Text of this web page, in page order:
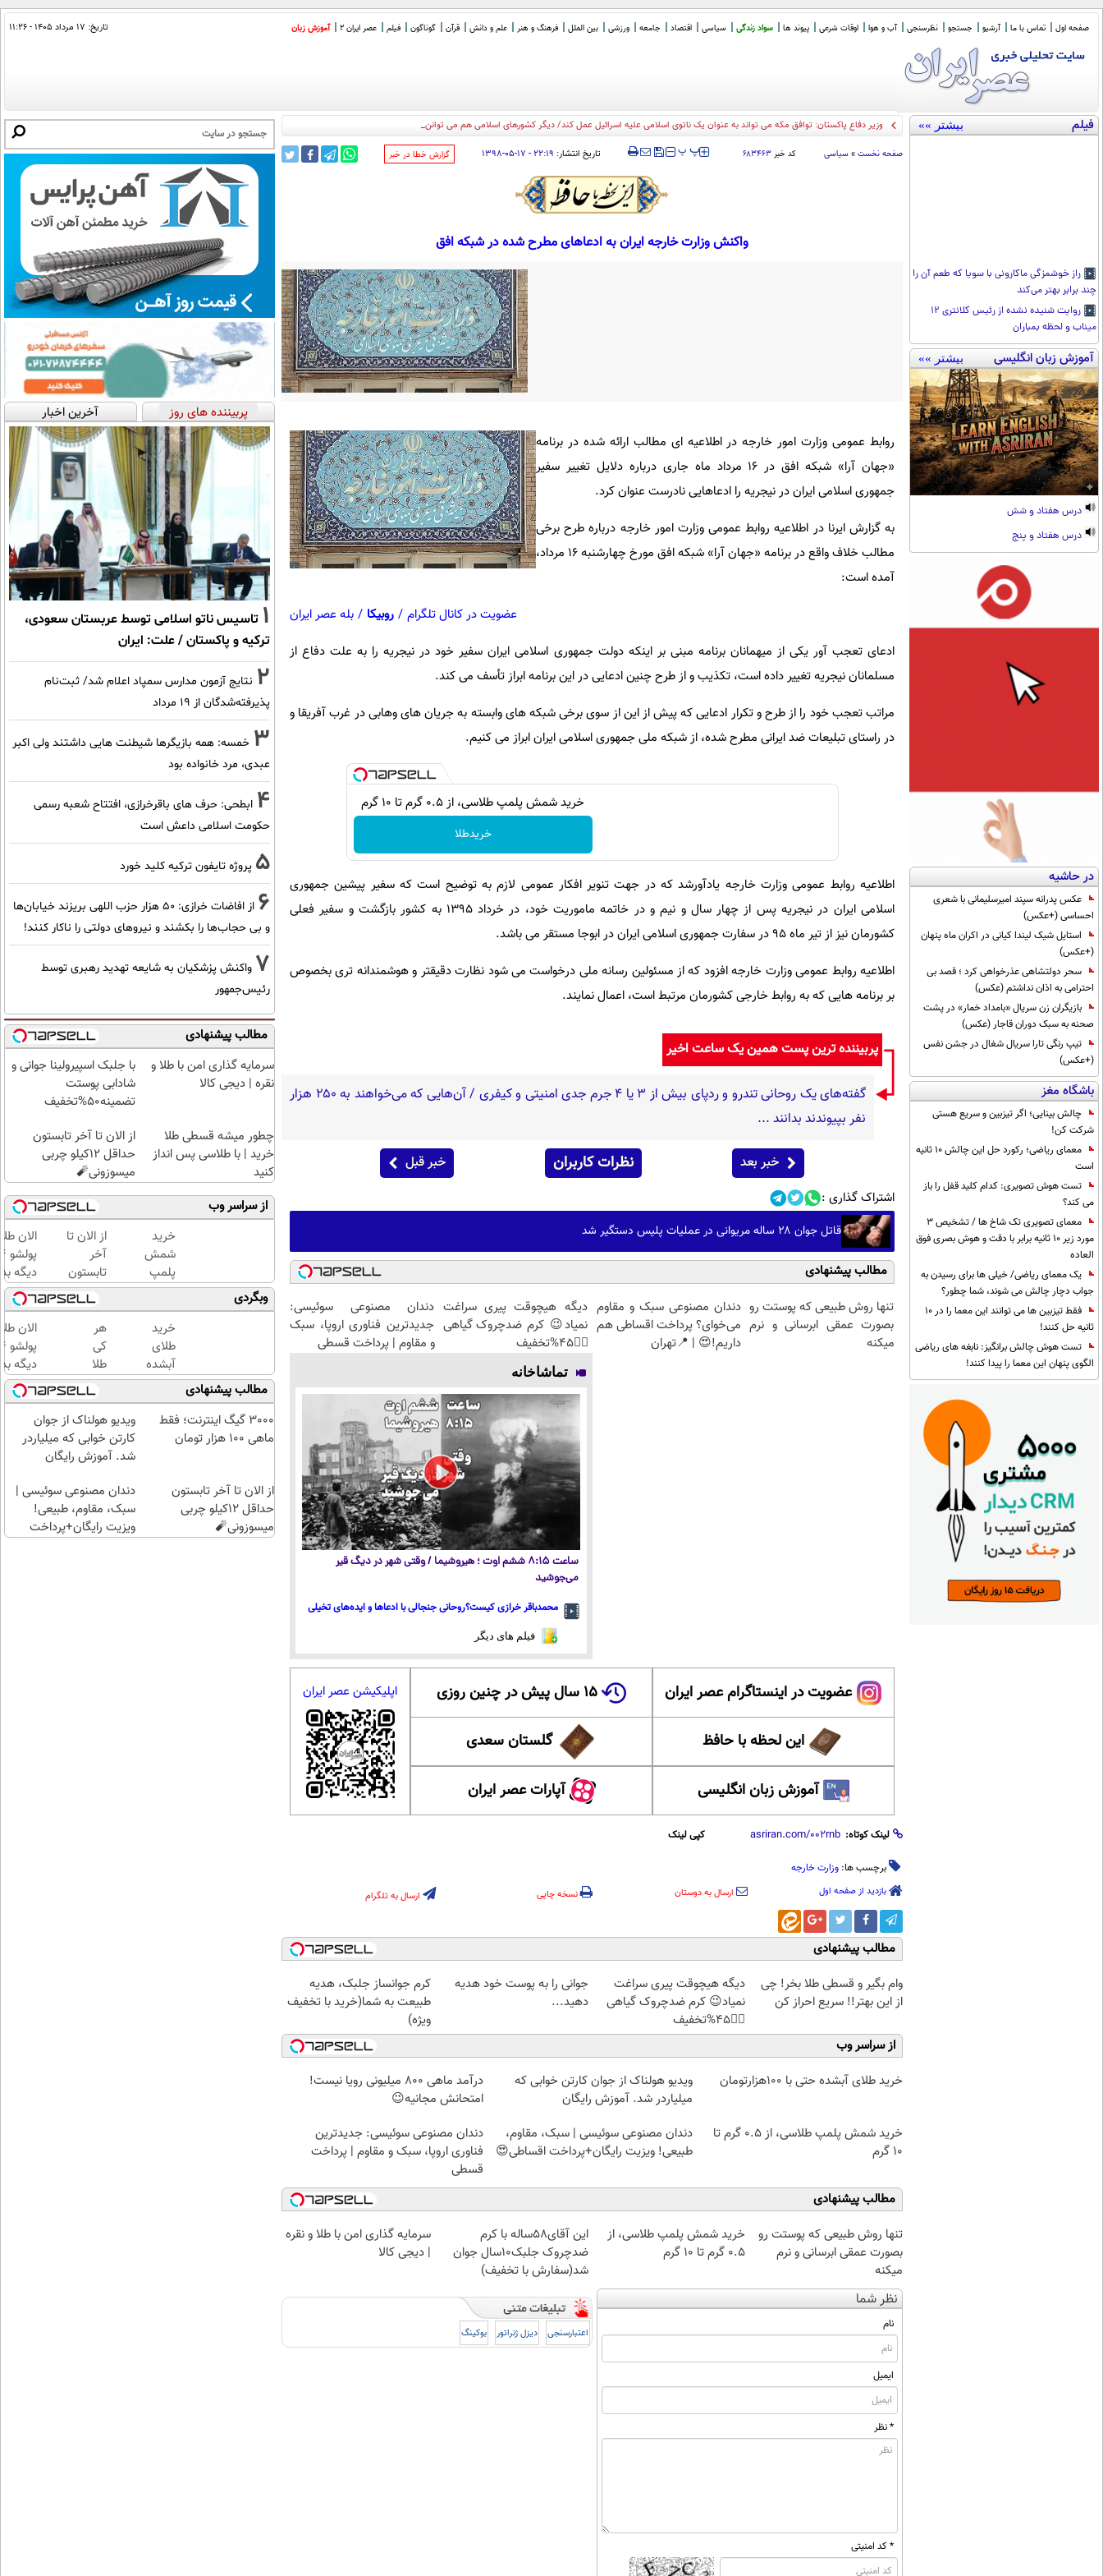
صفحه اول تماس با ما آرشیو جستجو نظرسنجی آب و هوا اوقات شرعی پیوند ها سواد زندگی سیاسی اقتصاد جامعه ورزشی بین الملل فرهنگ و هنر علم و دانش قرآن گوناگون فیلم عصر ایران 2 آموزش زبان تاریخ: ۱۷ مرداد ۱۴۰۵ - ۱۱:۲۶
فیلم بیشتر »»
راز خوشمزگی ماکارونی با سویا که طعم آن را
چند برابر بهتر می‌کند
روایت شنیده نشده از رئیس کلانتری ۱۲
میناب و لحظه بمباران
آموزش زبان انگلیسی بیشتر »»
درس هفتاد و شش
درس هفتاد و پنج
در حاشیه
عکس پدرانه سپند امیرسلیمانی با شعری
احساسی (+عکس)
استایل شیک لیندا کیانی در اکران ماه پنهان
(+عکس)
سحر دولتشاهی عذرخواهی کرد ؛ قصد بی
احترامی به اذان نداشتم (عکس)
بازیگران زن سریال «بامداد خمار» در پشت
صحنه به سبک دوران قاجار (عکس)
تیپ رنگی تارا سریال شغال در جشن نفس
(+عکس)
باشگاه مغز
چالش بینایی؛ اگر تیزبین و سریع هستی
شرکت کن!
معمای ریاضی؛ رکورد حل این چالش 10 ثانیه
است
تست هوش تصویری: کدام کلید قفل را باز
می کند؟
معمای تصویری تک شاخ ها / تشخیص 3
مورد زیر 10 ثانیه برابر با دقت و هوش بصری فوق
العاده
یک معمای ریاضی/ خیلی ها برای رسیدن به
جواب دچار چالش می شوند، شما چطور؟
فقط تیزبین ها می توانند این معما را در 10
ثانیه حل کنند!
تست هوش چالش برانگیز: نابغه های ریاضی
الگوی پنهان این معما را پیدا کنند!
وزیر دفاع پاکستان: توافق مکه می تواند به عنوان یک ناتوی اسلامی علیه اسرائیل عمل کند/ دیگر کشورهای اسلامی هم می توانند به آن بپیوندن
صفحه نخست » سیاسی کد خبر ۶۸۳۴۶۳ ‍‍‍ پ پ تاریخ انتشار: ۲۲:۱۹ - ۱۷-۰۵-۱۳۹۸ ‌گزارش خطا در خبر
واکنش وزارت خارجه ایران به ادعاهای مطرح شده در شبکه افق
روابط عمومی وزارت امور خارجه در اطلاعیه ای مطالب ارائه شده در برنامه
«جهان آرا» شبکه افق در ۱۶ مرداد ماه جاری درباره دلایل تغییر سفیر
جمهوری اسلامی ایران در نیجریه را ادعاهایی نادرست عنوان کرد.
به گزارش ایرنا در اطلاعیه روابط عمومی وزارت امور خارجه درباره طرح برخی
مطالب خلاف واقع در برنامه «جهان آرا» شبکه افق مورخ چهارشنبه ١٦ مرداد،
آمده است:
عضویت در کانال تلگرام / روبیکا / بله عصر ایران
ادعای تعجب آور یکی از میهمانان برنامه مبنی بر اینکه دولت جمهوری اسلامی ایران سفیر خود در نیجریه را به علت دفاع از
مسلمانان نیجریه تغییر داده است، تکذیب و از طرح چنین ادعایی در این برنامه ابراز تأسف می کند.
مراتب تعجب خود را از طرح و تکرار ادعایی که پیش از این از سوی برخی شبکه های وابسته به جریان های وهابی در غرب آفریقا و
در راستای تبلیعات ضد ایرانی مطرح شده، از شبکه ملی جمهوری اسلامی ایران ابراز می کنیم.
خرید شمش پلمپ طلاسی، از ۰.۵ گرم تا ۱۰ گرم
خریدطلا
اطلاعیه روابط عمومی وزارت خارجه یادآورشد که در جهت تنویر افکار عمومی لازم به توضیح است که سفیر پیشین جمهوری
اسلامی ایران در نیجریه پس از چهار سال و نیم و در خاتمه ماموریت خود، در خرداد ١٣٩٥ به کشور بازگشت و سفیر فعلی
کشورمان نیز از تیر ماه ٩٥ در سفارت جمهوری اسلامی ایران در ابوجا مستقر می باشد.
اطلاعیه روابط عمومی وزارت خارجه افزود که از مسئولین رسانه ملی درخواست می شود نظارت دقیقتر و هوشمندانه تری بخصوص
بر برنامه هایی که به روابط خارجی کشورمان مرتبط است، اعمال نمایند.
پربیننده ترین پست همین یک ساعت اخیر
گفته‌های یک روحانی تندرو و ردپای بیش از ۳ یا ۴ جرم جدی امنیتی و کیفری / آن‌هایی که می‌خواهند به ۲۵۰ هزار
نفر بپیوندند بدانند ...
خبر بعد نظرات کاربران خبر قبل
اشتراک گذاری :
قاتل جوان ۲۸ ساله مریوانی در عملیات پلیس دستگیر شد
مطالب پیشنهادی
تنها روش طبیعی که پوستت رو
بصورت عمقی ابرسانی و نرم
میکنه
دندان مصنوعی سبک و مقاوم
می‌خوای؟ پرداخت اقساطی هم
داریم!😍 | 📍تهران
دیگه هیچوقت پیری سراغت
نمیاد😉 کرم ضدچروک گیاهی
👈🏻45%تخفیف
دندان مصنوعی سوئیسی:
جدیدترین فناوری اروپا، سبک
و مقاوم | پرداخت قسطی
تماشاخانه
ساعت ۸:۱۵ ششم اوت ؛ هیروشیما / وقتی شهر در دیگ قیر
می‌جوشید
محمدباقر خرازی کیست؟روحانی جنجالی با ادعاها و ایده‌های تخیلی
فیلم های دیگر
عضویت در اینستاگرام عصر ایران ۱۵ سال پیش در چنین روزی
این لحظه با حافظ گلستان سعدی
آموزش زبان انگلیسی آپارات عصر ایران
اپلیکیشن عصر ایران
لینک کوتاه: کپی لینک
برچسب ها: وزارت خارجه
بازدید از صفحه اول ارسال به دوستان نسخه چاپی ارسال به تلگرام
مطالب پیشنهادی
وام بگیر و قسطی طلا بخر! چی
از این بهتر!! سریع احراز کن
دیگه هیچوقت پیری سراغت
نمیاد😉 کرم ضدچروک گیاهی
👈🏻45%تخفیف
جوانی را به پوست خود هدیه
دهید...
کرم جوانساز جلبک، هدیه
طبیعت به شما(خرید با تخفیف
ویژه)
از سراسر وب
خرید طلای آبشده حتی با ۱۰۰هزارتومان
ویدیو هولناک از جوان کارتن خوابی که
میلیاردر شد. آموزش رایگان
درآمد ماهی 800 میلیونی رویا نیست!
امتحانش مجانیه😉
خرید شمش پلمپ طلاسی، از ۰.۵ گرم تا
۱۰ گرم
دندان مصنوعی سوئیسی | سبک، مقاوم،
طبیعی! ویزیت رایگان+پرداخت اقساطی😍
دندان مصنوعی سوئیسی: جدیدترین
فناوری اروپا، سبک و مقاوم | پرداخت
قسطی
مطالب پیشنهادی
تنها روش طبیعی که پوستت رو
بصورت عمقی ابرسانی و نرم
میکنه
خرید شمش پلمپ طلاسی، از
۰.۵ گرم تا ۱۰ گرم
این آقای58ساله با کرم
ضدچروک جلبک10سال جوان
شد(سفارش با تخفیف)
سرمایه گذاری امن با طلا و نقره
| دیجی کالا
نظر شما
نام
ایمیل
* نظر
* کد امنیتی
اعتبارسنجی دیزل ژنراتور بوکینگ
پربیننده های روز آخرین اخبار
1 تاسیس ناتو اسلامی توسط عربستان سعودی،
ترکیه و پاکستان / علت: ایران
2 نتایج آزمون مدارس سمپاد اعلام شد/ ثبت‌نام
پذیرفته‌شدگان از ۱۹ مرداد
3 خمسه: همه بازیگرها شیطنت هایی داشتند ولی اکبر
عبدی، مرد خانواده بود
4 ابطحی: حرف های باقرخرازی، افتتاح شعبه رسمی
حکومت اسلامی داعش است
5 پروژه تایفون ترکیه کلید خورد
6
از افاضات خرازی: ۵۰ هزار حزب اللهی بریزند خیابان‌ها
و بی حجاب‌ها را بکشند و نیرو‌های دولتی را ناکار کنند!
7 واکنش پزشکیان به شایعه تهدید رهبری توسط
رئیس‌جمهور
مطالب پیشنهادی
سرمایه گذاری امن با طلا و
نقره | دیجی کالا
با جلبک اسپیرولینا جوانی و
شادابی پوستت
تضمینه50%تخفیف
چطور میشه قسطی طلا
خرید | با طلاسی پس انداز
کنید
از الان تا آخر تابستون
حداقل 12کیلو چربی
میسوزونی🧨
از سراسر وب
خرید
شمش
پلمپ
طلاسی،
از ۰.۵
گرم تا
۱۰ گرم
از الان تا
آخر
تابستون
حداقل
12کیلو
چربی
میسوزونی
🧨
الان
دیگه
طلا با
بی‌بهره
وبگردی
خرید
طلای
آبشده
حتی با
۱۰۰هزارتومان
هر
کی
طلا
داره،
غم
نداره!
😊💎
(خرید
چند
کلیک)
الان
دیگه
طلا با
بی‌بهره
مطالب پیشنهادی
3000 گیگ اینترنت؛ فقط
ماهی 100 هزار تومان
ویدیو هولناک از جوان
کارتن خوابی که میلیاردر
شد. آموزش رایگان
از الان تا آخر تابستون
حداقل 12کیلو چربی
میسوزونی🧨
دندان مصنوعی سوئیسی |
سبک، مقاوم، طبیعی!
ویزیت رایگان+پرداخت